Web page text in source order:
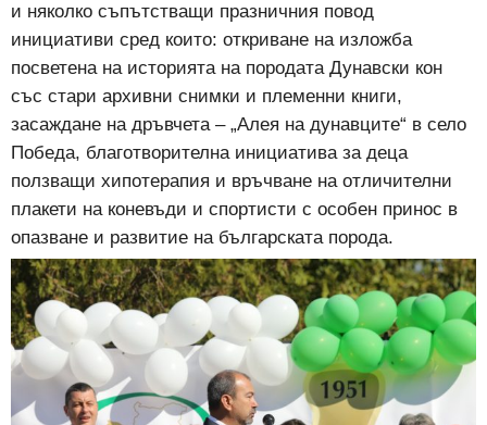
и няколко съпътстващи празничния повод
инициативи сред които: откриване на изложба
посветена на историята на породата Дунавски кон
със стари архивни снимки и племенни книги,
засаждане на дръвчета – „Алея на дунавците“ в село
Победа, благотворителна инициатива за деца
ползващи хипотерапия и връчване на отличителни
плакети на коневъди и спортисти с особен принос в
опазване и развитие на българската порода.